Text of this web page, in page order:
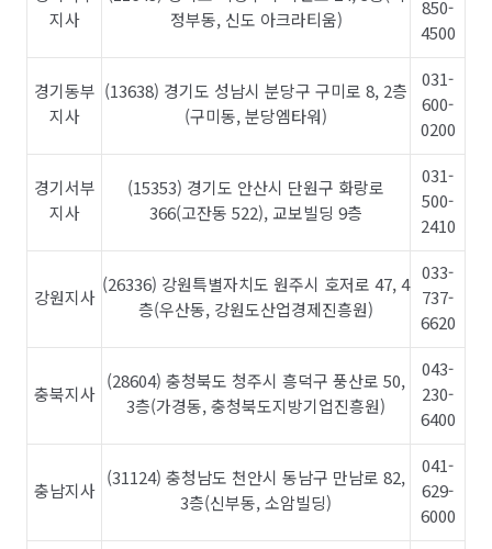
지사
정부동, 신도 아크라티움)
850-
4500
경기동부
지사
(13638) 경기도 성남시 분당구 구미로 8, 2층
(구미동, 분당엠타워)
031-
600-
0200
경기서부
지사
(15353) 경기도 안산시 단원구 화랑로
366(고잔동 522), 교보빌딩 9층
031-
500-
2410
강원지사
(26336) 강원특별자치도 원주시 호저로 47, 4
층(우산동, 강원도산업경제진흥원)
033-
737-
6620
충북지사
(28604) 충청북도 청주시 흥덕구 풍산로 50,
3층(가경동, 충청북도지방기업진흥원)
043-
230-
6400
충남지사
(31124) 충청남도 천안시 동남구 만남로 82,
3층(신부동, 소암빌딩)
041-
629-
6000